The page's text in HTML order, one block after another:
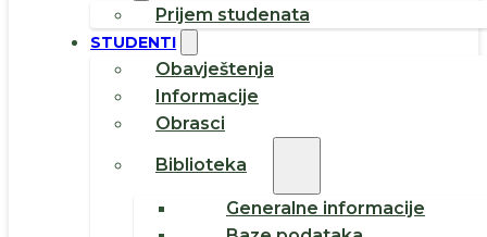
Prijem studenata
STUDENTI
Obavještenja
Informacije
Obrasci
Biblioteka
Generalne informacije